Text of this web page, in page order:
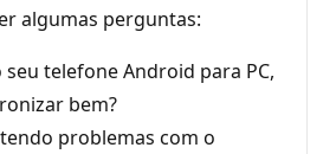
algumas perguntas:
seu telefone Android para PC,
bem?
problemas com o